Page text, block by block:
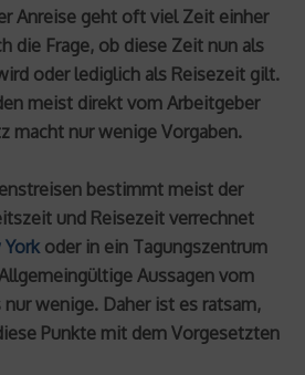
Anreise geht oft viel Zeit einher
die Frage, ob diese Zeit nun als
oder lediglich als Reisezeit gilt.
meist direkt vom Arbeitgeber
macht nur wenige Vorgaben.
bestimmt meist der
und Reisezeit verrechnet
York oder in ein Tagungszentrum
Aussagen vom
wenige. Daher ist es ratsam,
Punkte mit dem Vorgesetzten